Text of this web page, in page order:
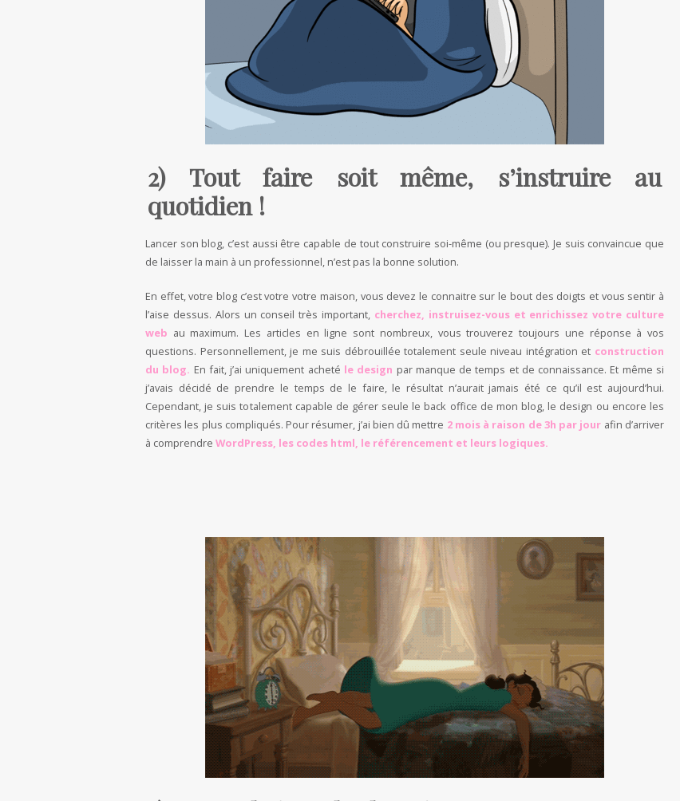
2) Tout faire soit même, s’instruire au
quotidien !
Lancer son blog, c’est aussi être capable de tout construire soi-même (ou presque). Je suis convaincue que
de laisser la main à un professionnel, n’est pas la bonne solution.
En effet, votre blog c’est votre votre maison, vous devez le connaitre sur le bout des doigts et vous sentir à
l’aise dessus. Alors un conseil très important, cherchez, instruisez-vous et enrichissez votre culture
web au maximum. Les articles en ligne sont nombreux, vous trouverez toujours une réponse à vos
questions. Personnellement, je me suis débrouillée totalement seule niveau intégration et construction
du blog. En fait, j’ai uniquement acheté le design par manque de temps et de connaissance. Et même si
j’avais décidé de prendre le temps de le faire, le résultat n’aurait jamais été ce qu’il est aujourd’hui.
Cependant, je suis totalement capable de gérer seule le back office de mon blog, le design ou encore les
critères les plus compliqués. Pour résumer, j’ai bien dû mettre 2 mois à raison de 3h par jour afin d’arriver
à comprendre WordPress, les codes html, le référencement et leurs logiques.